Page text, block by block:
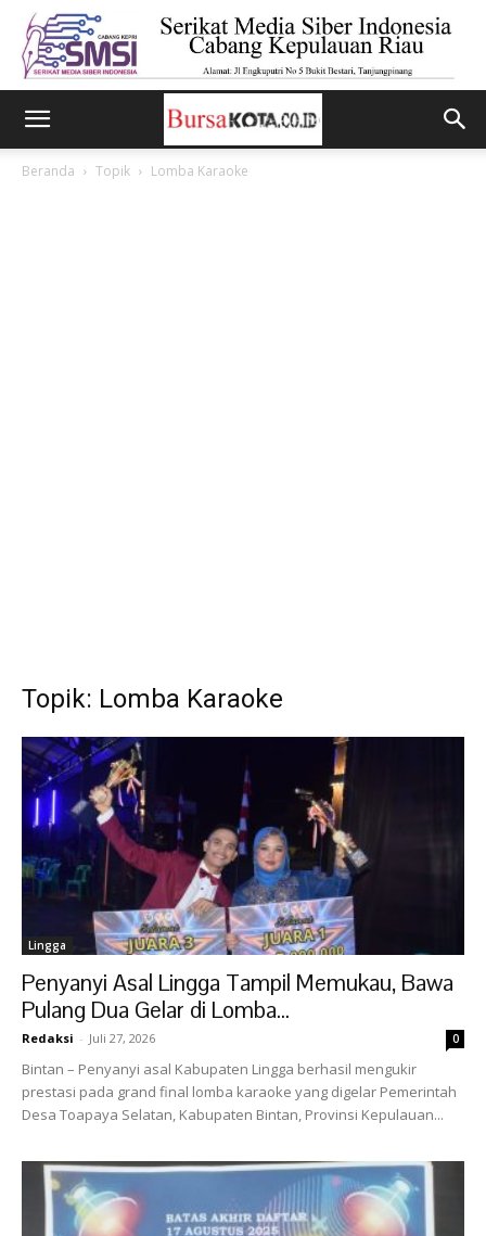
Beranda Topik Lomba Karaoke
Topik: Lomba Karaoke
Lingga
Penyanyi Asal Lingga Tampil Memukau, Bawa
Pulang Dua Gelar di Lomba...
Redaksi - Juli 27, 2026 0
Bintan – Penyanyi asal Kabupaten Lingga berhasil mengukir
prestasi pada grand final lomba karaoke yang digelar Pemerintah
Desa Toapaya Selatan, Kabupaten Bintan, Provinsi Kepulauan...